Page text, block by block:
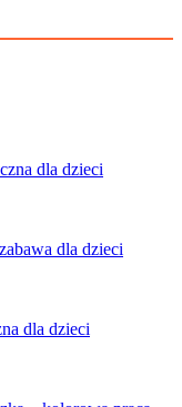
dla dzieci
dla dzieci
dla dzieci